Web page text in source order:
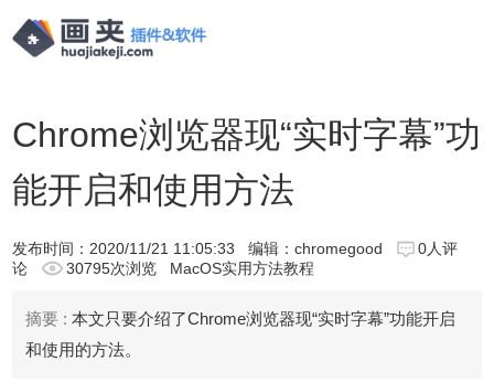
Chrome浏览器现“实时字幕”功
能开启和使用方法
发布时间： 2020/11/21 11:05:33 编辑：chromegood
0人评
论
30795次浏览 MacOS实用方法教程
摘要 : 本文只要介绍了Chrome浏览器现“实时字幕”功能开启
和使用的方法。